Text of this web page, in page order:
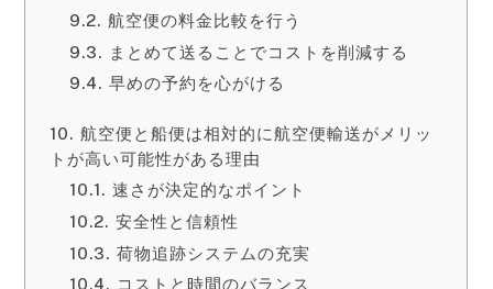
航空便の料金比較を行う
まとめて送ることでコストを削減する
早めの予約を心がける
航空便と船便は相対的に航空便輸送がメリッ
トが高い可能性がある理由
速さが決定的なポイント
安全性と信頼性
荷物追跡システムの充実
コストと時間のバランス